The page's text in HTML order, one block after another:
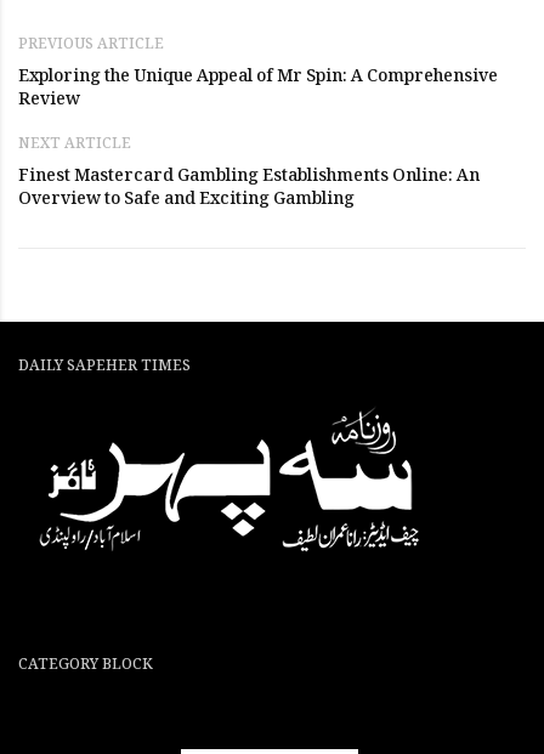
PREVIOUS ARTICLE
Exploring the Unique Appeal of Mr Spin: A Comprehensive
Review
NEXT ARTICLE
Finest Mastercard Gambling Establishments Online: An
Overview to Safe and Exciting Gambling
DAILY SAPEHER TIMES
CATEGORY BLOCK